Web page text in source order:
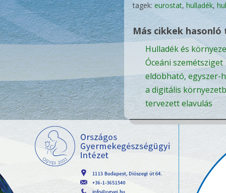
tagek: eurostat,hulladék,
Más cikkek hasonló
Hulladék és
Óceáni szemétsziget
eldobható, egyszer-
a digitális
tervezett elavulás